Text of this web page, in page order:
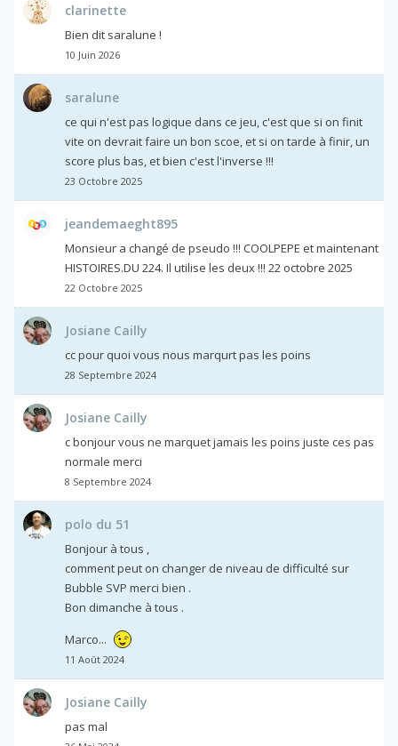
clarinette
Bien dit saralune !
10 Juin 2026
saralune
ce qui n'est pas logique dans ce jeu, c'est que si on finit
vite on devrait faire un bon scoe, et si on tarde à finir, un
score plus bas, et bien c'est l'inverse !!!
23 Octobre 2025
jeandemaeght895
Monsieur a changé de pseudo !!! COOLPEPE et maintenant
HISTOIRES.DU 224. Il utilise les deux !!! 22 octobre 2025
22 Octobre 2025
Josiane Cailly
cc pour quoi vous nous marqurt pas les poins
28 Septembre 2024
Josiane Cailly
c bonjour vous ne marquet jamais les poins juste ces pas
normale merci
8 Septembre 2024
polo du 51
Bonjour à tous ,
comment peut on changer de niveau de difficulté sur
Bubble SVP merci bien .
Bon dimanche à tous .
Marco...
11 Août 2024
Josiane Cailly
pas mal